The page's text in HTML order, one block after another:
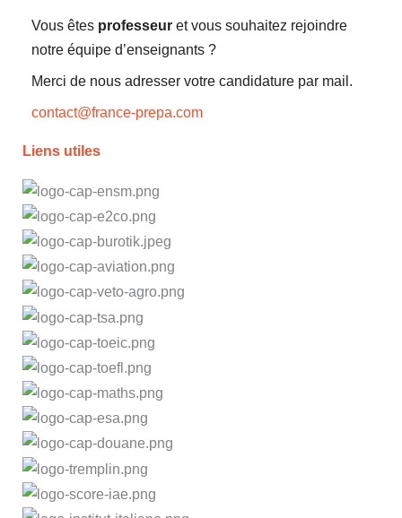
Vous êtes professeur et vous souhaitez rejoindre
notre équipe d’enseignants ?
Merci de nous adresser votre candidature par mail.
contact@france-prepa.com
Liens utiles